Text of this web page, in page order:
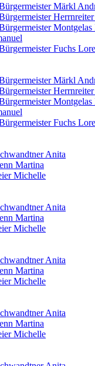
Märkl
Herrnreiter
Fuchs
Märkl
Herrnreiter
Fuchs
Anita
Martina
Michelle
Anita
Martina
Michelle
Anita
Martina
Michelle
Anita
Martina
Michelle